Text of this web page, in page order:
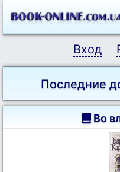
Вход
Последние
Во